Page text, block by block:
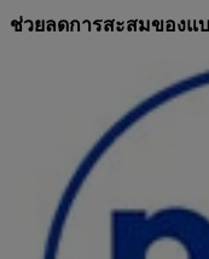
ช่วยลดการสะสมของแ